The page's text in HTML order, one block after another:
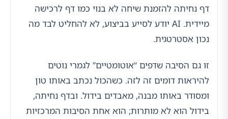
דף נחיתה להזמנת שיחה לא בנוי כמו דף לרכישה
מיידית. AI יודע לסייע בביצוע, לא להחליט לבד מה
נכון אסטרטגית.
זו גם הסיבה שדפים “אוטומטיים” לגמרי נוטים
להיראות דומים זה לזה. כשהכול נכתב באותו טון
ומסודר באותו מבנה, מאבדים בידול. ובדף נחיתה,
בידול הוא לא מותרות; הוא אחת הסיבות המרכזיות